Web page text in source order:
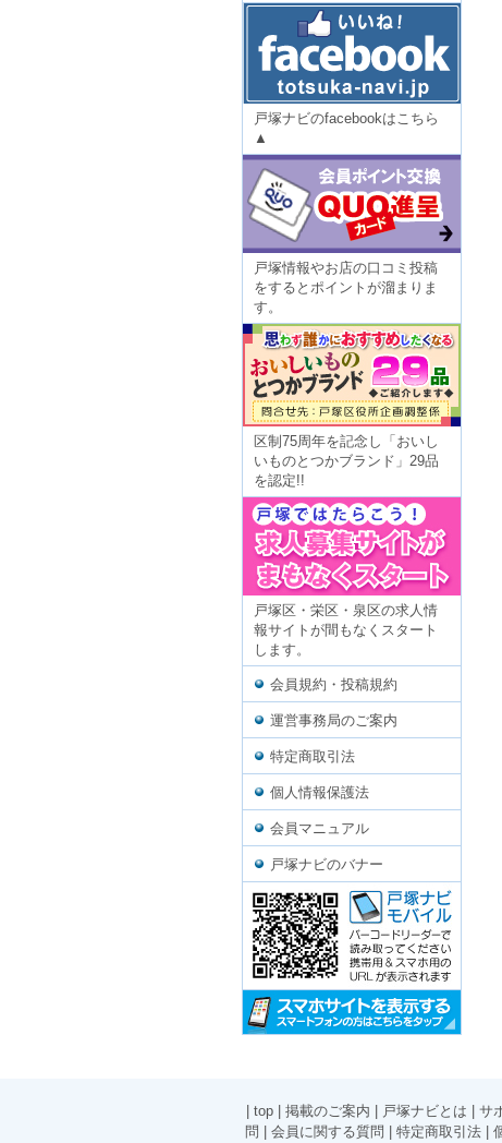
戸塚ナビのfacebookはこちら
▲
戸塚情報やお店の口コミ投稿
をするとポイントが溜まりま
す。
区制75周年を記念し「おいし
いものとつかブランド」29品
を認定!!
戸塚区・栄区・泉区の求人情
報サイトが間もなくスタート
します。
会員規約・投稿規約
運営事務局のご案内
特定商取引法
個人情報保護法
会員マニュアル
戸塚ナビのバナー
top| 掲載のご案内 戸塚ナビとは サ
問
会員に関する質問 特定商取引法